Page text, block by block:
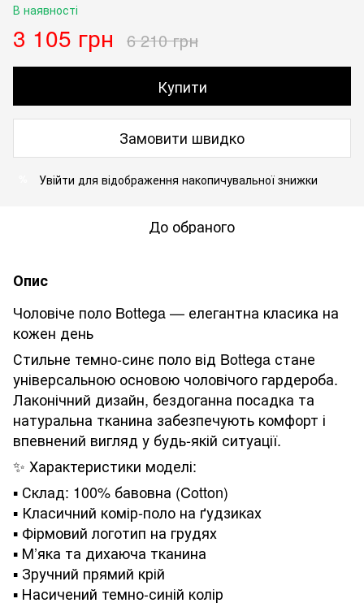
В наявності
3 105 грн 6 210 грн
Купити
Замовити швидко
Увійти для відображення накопичувальної знижки
До обраного
Опис
Чоловіче поло Bottega — елегантна класика на
кожен день
Стильне темно-синє поло від Bottega стане
універсальною основою чоловічого гардероба.
Лаконічний дизайн, бездоганна посадка та
натуральна тканина забезпечують комфорт і
впевнений вигляд у будь-якій ситуації.
✨ Характеристики моделі:
▪️ Склад: 100% бавовна (Cotton)
▪️ Класичний комір-поло на ґудзиках
▪️ Фірмовий логотип на грудях
▪️ М’яка та дихаюча тканина
▪️ Зручний прямий крій
▪️ Насичений темно-синій колір